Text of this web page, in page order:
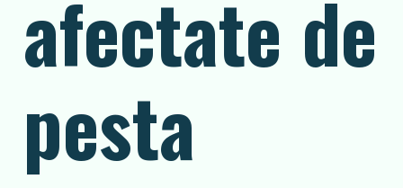
afectate de
pesta